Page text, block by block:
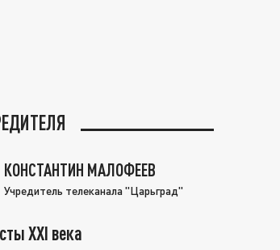
КОНСТАНТИН МАЛОФЕЕВ
Учредитель телеканала "Царьград"
XXI века